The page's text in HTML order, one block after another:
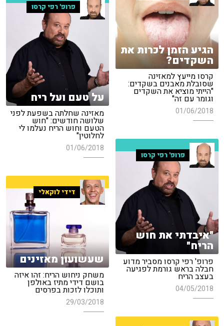
הגיע הזמן לכרות את
השקדים?
קרסו מייעץ למאזינה
שסובלת מאבנים בשקדים:
"הייתי מוציא את השקדים
וגומר עם זה"
01/06/2018
פרופ' רפי קרסו
על טעם ועל ריח
מאזינה שחלתה בשפעת לפני
שלושה חודשים: "חוש
הטעם וחוש הריח נעלמו לי
לחלוטין"
01/06/2018
פרופ' רפי קרסו
"איבדתי את חוש
הריח"
פרופ' רפי קרסו מסביר מדוע
חבלה בראש גורמת לפגיעה
בעצב הריח
04/05/2018
דידי לוקאלי
שעשועון מאזינים
משחק ניחוש הריח: זהו איזה
בושם דידי מתיז באולפן
ותוכלו לזכות בפרסים
29/03/2018